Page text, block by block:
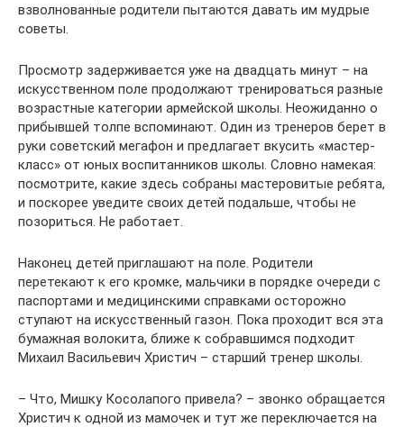
взволнованные родители пытаются давать им мудрые
советы.
Просмотр задерживается уже на двадцать минут – на
искусственном поле продолжают тренироваться разные
возрастные категории армейской школы. Неожиданно о
прибывшей толпе вспоминают. Один из тренеров берет в
руки советский мегафон и предлагает вкусить «мастер-
класс» от юных воспитанников школы. Словно намекая:
посмотрите, какие здесь собраны мастеровитые ребята,
и поскорее уведите своих детей подальше, чтобы не
позориться. Не работает.
Наконец детей приглашают на поле. Родители
перетекают к его кромке, мальчики в порядке очереди с
паспортами и медицинскими справками осторожно
ступают на искусственный газон. Пока проходит вся эта
бумажная волокита, ближе к собравшимся подходит
Михаил Васильевич Христич – старший тренер школы.
– Что, Мишку Косолапого привела? – звонко обращается
Христич к одной из мамочек и тут же переключается на